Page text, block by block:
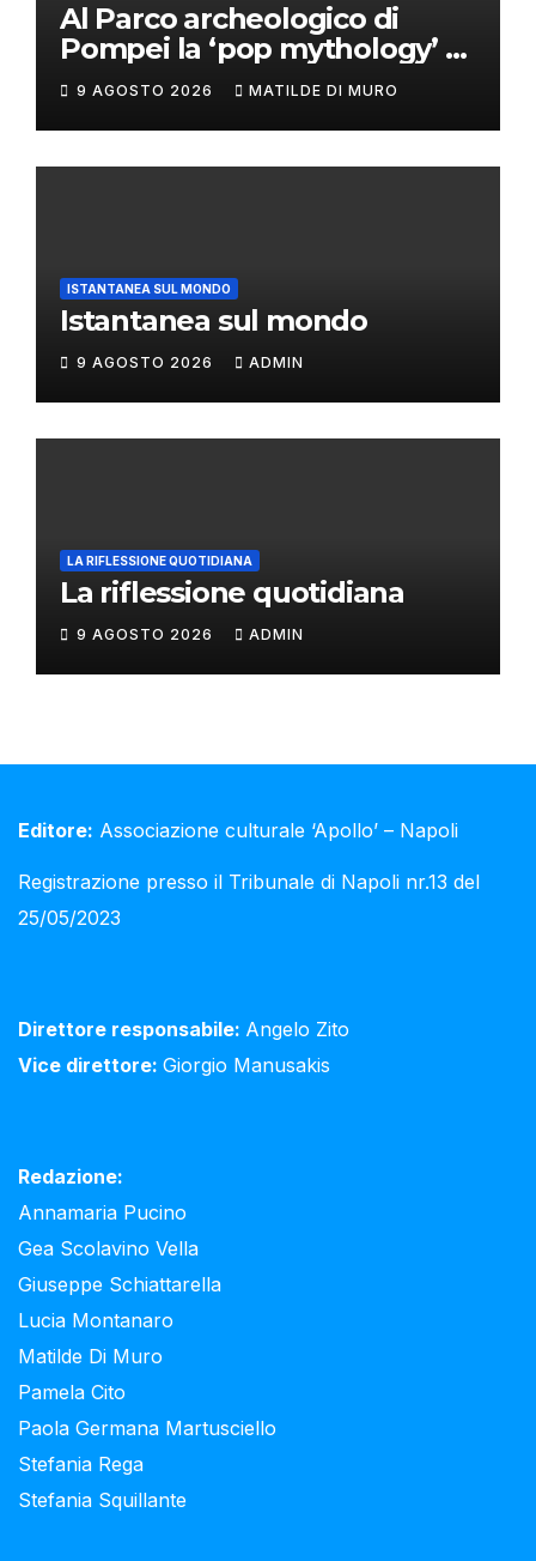
Al Parco archeologico di
Pompei la ‘pop mythology’ di
Philip Colbert
9 AGOSTO 2026 MATILDE DI MURO
ISTANTANEA SUL MONDO
Istantanea sul mondo
9 AGOSTO 2026 ADMIN
LA RIFLESSIONE QUOTIDIANA
La riflessione quotidiana
9 AGOSTO 2026 ADMIN
Editore: Associazione culturale ‘Apollo’ – Napoli
Registrazione presso il Tribunale di Napoli nr.13 del
25/05/2023
Direttore responsabile: Angelo Zito
Vice direttore: Giorgio Manusakis
Redazione:
Annamaria Pucino
Gea Scolavino Vella
Giuseppe Schiattarella
Lucia Montanaro
Matilde Di Muro
Pamela Cito
Paola Germana Martusciello
Stefania Rega
Stefania Squillante